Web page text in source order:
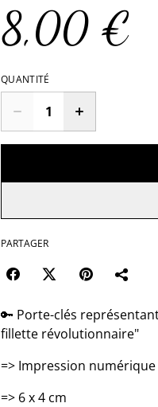
8,00 €
QUANTITÉ
PARTAGER
🔑 Porte-clés
fillette révolutionnaire"
=> Impression
=> 6 x 4 cm